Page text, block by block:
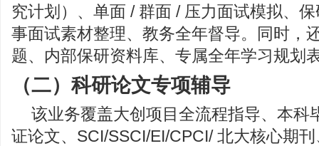
究计划）、单面 / 群面 / 压力面试模拟、
事面试素材整理、教务全年督导。同时，
题、内部保研资料库、专属全年学习规划
（二）科研论文专项辅导
该业务覆盖大创项目全流程指导、本科
证论文、SCI/SSCI/EI/CPCI/ 北大核心期